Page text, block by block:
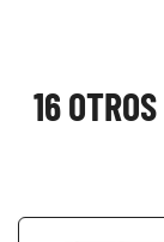
16